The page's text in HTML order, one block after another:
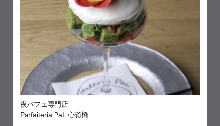
夜パフェ専門店
Parfaiteria PaL 心斎橋